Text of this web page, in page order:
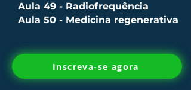
Aula 49 - Radiofrequência
Aula 50 - Medicina regenerativa
Inscreva-se agora